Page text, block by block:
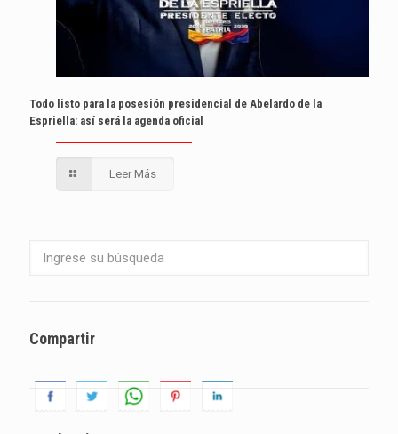
Todo listo para la posesión presidencial de Abelardo de la
Espriella: así será la agenda oficial
Leer Más
Compartir